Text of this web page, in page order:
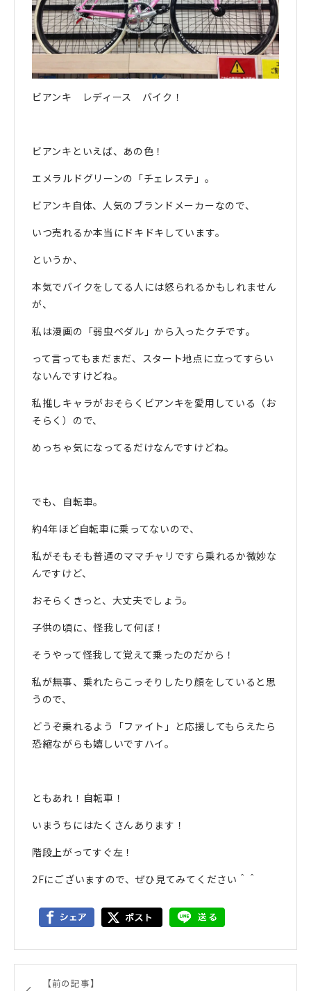
ビアンキ レディース バイク！
ビアンキといえば、あの色！
エメラルドグリーンの「チェレステ」。
ビアンキ自体、人気のブランドメーカーなので、
いつ売れるか本当にドキドキしています。
というか、
本気でバイクをしてる人には怒られるかもしれません
が、
私は漫画の「弱虫ペダル」から入ったクチです。
って言ってもまだまだ、スタート地点に立ってすらい
ないんですけどね。
私推しキャラがおそらくビアンキを愛用している（お
そらく）ので、
めっちゃ気になってるだけなんですけどね。
でも、自転車。
約4年ほど自転車に乗ってないので、
私がそもそも普通のママチャリですら乗れるか微妙な
んですけど、
おそらくきっと、大丈夫でしょう。
子供の頃に、怪我して何ぼ！
そうやって怪我して覚えて乗ったのだから！
私が無事、乗れたらこっそりしたり顔をしていると思
うので、
どうぞ乗れるよう「ファイト」と応援してもらえたら
恐縮ながらも嬉しいですハイ。
ともあれ！自転車！
いまうちにはたくさんあります！
階段上がってすぐ左！
2Fにございますので、ぜひ見てみてください＾＾
【前の記事】